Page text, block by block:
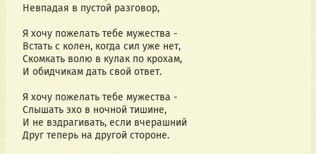
Невпадая в пустой разговор,
Я хочу пожелать тебе мужества -
Встать с колен, когда сил уже нет,
Скомкать волю в кулак по крохам,
И обидчикам дать свой ответ.
Я хочу пожелать тебе мужества -
Слышать эхо в ночной тишине,
И не вздрагивать, если вчерашний
Друг теперь на другой стороне.